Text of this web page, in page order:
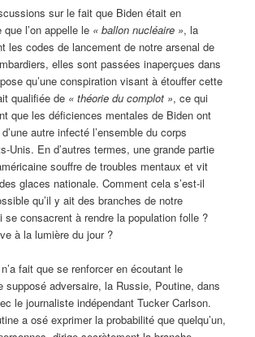
sur le fait que Biden était en
l’on appelle le « ballon nucléaire », la
les codes de lancement de notre arsenal de
elles sont passées inaperçues dans
qu’une conspiration visant à étouffer cette
qualifiée de « théorie du complot », ce qui
que les déficiences mentales de Biden ont
autre infecté l’ensemble du corps
Unis. En d’autres termes, une grande partie
souffre de troubles mentaux et vit
glaces nationale. Comment cela s’est-il
qu’il y ait des branches de notre
se consacrent à rendre la population folle ?
à la lumière du jour ?
fait que se renforcer en écoutant le
supposé adversaire, la Russie, Poutine, dans
le journaliste indépendant Tucker Carlson.
a osé exprimer la probabilité que quelqu’un,